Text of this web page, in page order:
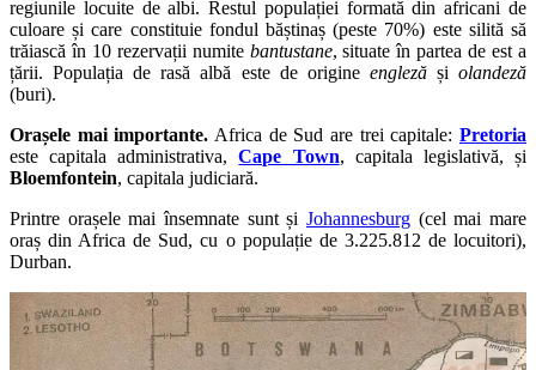
regiunile locuite de albi. Restul populației formată din africani de
culoare și care constituie fondul băștinaș (peste 70%) este silită să
trăiască în 10 rezervații numite bantustane, situate în partea de est a
țării. Populația de rasă albă este de origine englezășiolandeză
(buri).
Orașele mai importante. Africa de Sud are trei capitale:Pretoria
este capitala administrativa,Cape Town, capitala legislativă, și
Bloemfontein, capitala judiciară.
Printre orașele mai însemnate sunt și Johannesburg (cel mai mare
oraș din Africa de Sud, cu o populație de 3.225.812 de locuitori),
Durban.